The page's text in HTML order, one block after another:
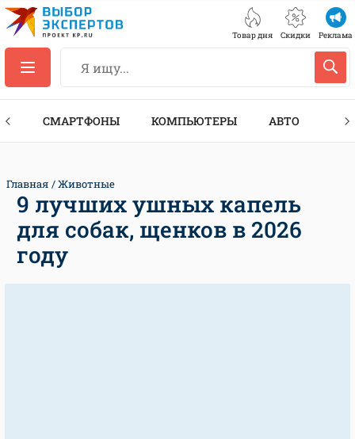
Товар дня Скидки Реклама
СМАРТФОНЫ КОМПЬЮТЕРЫ АВТО
Главная Животные
9 лучших ушных капель
для собак, щенков в 2026
году